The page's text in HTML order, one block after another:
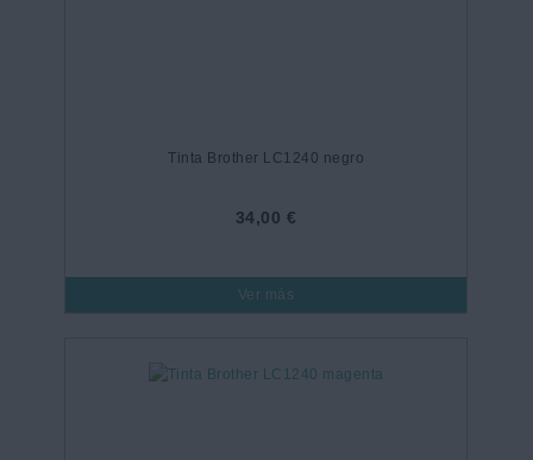
Tinta Brother LC1240 negro
34,00 €
Ver más